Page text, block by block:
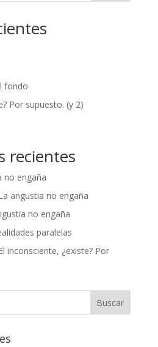
fondo
Por supuesto. (y 2)
recientes
no engaña
angustia no engaña
no engaña
paralelas
inconsciente, ¿existe? Por